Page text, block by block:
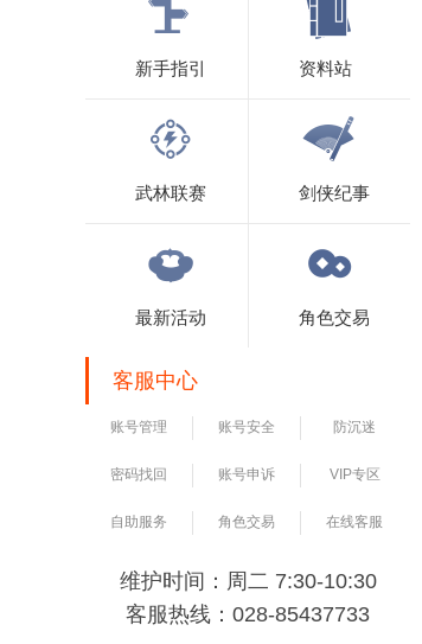
新手指引 资料站
武林联赛 剑侠纪事
最新活动 角色交易
客服中心
账号管理 账号安全 防沉迷
密码找回 账号申诉 VIP专区
自助服务 角色交易 在线客服
维护时间：周二 7:30-10:30
客服热线：028-85437733